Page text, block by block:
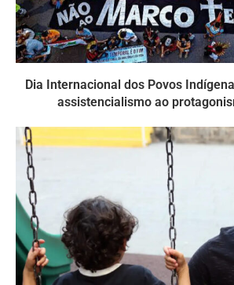
Dia Internacional dos Povos
assistencialismo ao